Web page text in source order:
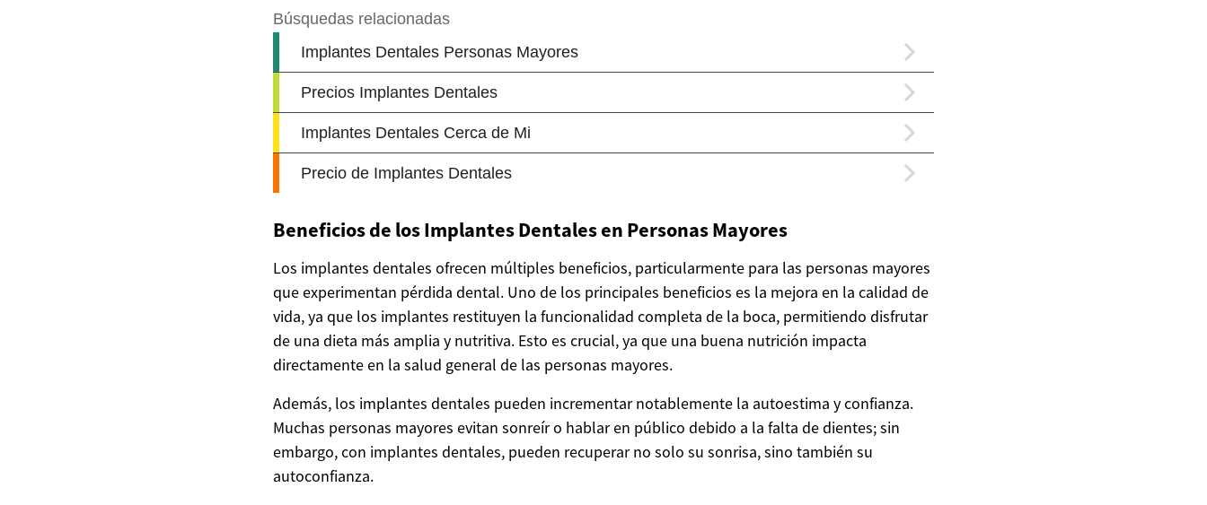
Beneficios de los Implantes Dentales en Personas Mayores
Los implantes dentales ofrecen múltiples beneficios, particularmente para las personas mayores
que experimentan pérdida dental. Uno de los principales beneficios es la mejora en la calidad de
vida, ya que los implantes restituyen la funcionalidad completa de la boca, permitiendo disfrutar
de una dieta más amplia y nutritiva. Esto es crucial, ya que una buena nutrición impacta
directamente en la salud general de las personas mayores.
Además, los implantes dentales pueden incrementar notablemente la autoestima y confianza.
Muchas personas mayores evitan sonreír o hablar en público debido a la falta de dientes; sin
embargo, con implantes dentales, pueden recuperar no solo su sonrisa, sino también su
autoconfianza.